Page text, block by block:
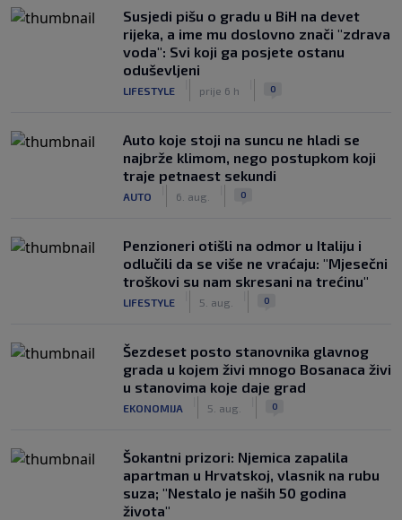
Susjedi pišu o gradu u BiH na devet
rijeka, a ime mu doslovno znači "zdrava
voda": Svi koji ga posjete ostanu
oduševljeni
LIFESTYLE prije 6 h 0
Auto koje stoji na suncu ne hladi se
najbrže klimom, nego postupkom koji
traje petnaest sekundi
AUTO 6. aug. 0
Penzioneri otišli na odmor u Italiju i
odlučili da se više ne vraćaju: "Mjesečni
troškovi su nam skresani na trećinu"
LIFESTYLE 5. aug. 0
Šezdeset posto stanovnika glavnog
grada u kojem živi mnogo Bosanaca živi
u stanovima koje daje grad
EKONOMIJA 5. aug. 0
Šokantni prizori: Njemica zapalila
apartman u Hrvatskoj, vlasnik na rubu
suza; "Nestalo je naših 50 godina
života"